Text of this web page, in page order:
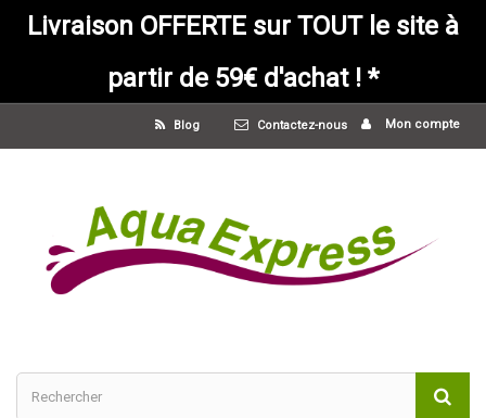
Livraison OFFERTE sur TOUT le site à
partir de 59€ d'achat ! *
Mon compte
Contactez-nous
Blog